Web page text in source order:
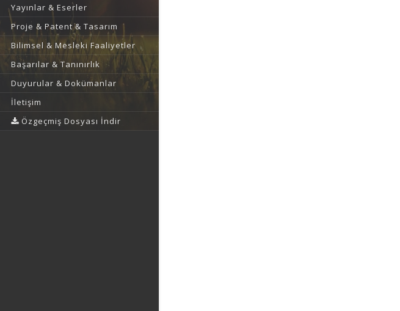
Yayınlar & Eserler
Proje & Patent & Tasarım
Bilimsel & Mesleki Faaliyetler
Başarılar & Tanınırlık
Duyurular & Dokümanlar
İletişim
Özgeçmiş Dosyası İndir